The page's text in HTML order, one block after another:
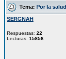
Tema: Por la
SERGNAH
Respuestas: 22
Lecturas: 15858